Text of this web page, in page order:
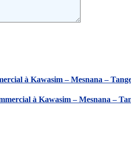
à Kawasim – Mesnana –